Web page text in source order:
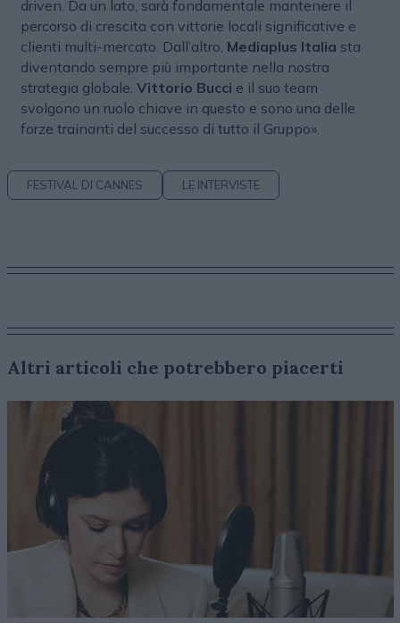
driven. Da un lato, sarà fondamentale mantenere il
percorso di crescita con vittorie locali significative e
clienti multi-mercato. Dall’altro, Mediaplus Italia sta
diventando sempre più importante nella nostra
strategia globale. Vittorio Bucci e il suo team
svolgono un ruolo chiave in questo e sono una delle
forze trainanti del successo di tutto il Gruppo».
FESTIVAL DI CANNES LE INTERVISTE
Altri articoli che potrebbero piacerti